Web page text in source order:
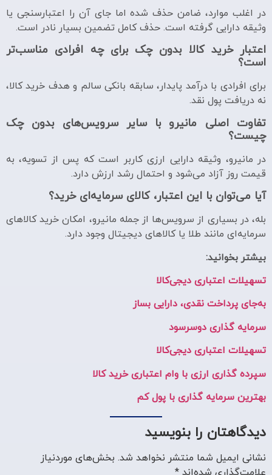
در اغلب موارد، ضامن حذف شده اما جای آن را اعتبارسنجی یا
وثیقه دارایی گرفته است. حذف کامل تضمین بسیار نادر است.
اعتبار خرید کالا بدون چک برای چه افرادی مناسب‌تر
است؟
برای افرادی با درآمد پایدار، سابقه بانکی سالم و هدف خرید کالا،
نه دریافت پول نقد.
تفاوت اصلی مانیرو با سایر سرویس‌های بدون چک
چیست؟
در مانیرو، وثیقه دارایی ارزی کاربر است که پس از تسویه، به
قیمت روز آزاد می‌شود و احتمال رشد ارزش دارد.
آیا می‌توان با این اعتبار، کالای سرمایه‌ای خرید؟
بله، در بسیاری از سرویس‌ها از جمله مانیرو، امکان خرید کالاهای
سرمایه‌ای مانند طلا یا کالاهای دیجیتال وجود دارد.
بیشتر بخوانید:
تسهیلات اعتباری دیجی‌کالا
به‌جای پرداخت نقدی، دارایی بساز
سرمایه گذاری دوسرسود
تسهیلات اعتباری دیجی‌کالا
سپرده گذاری ارزی با وام اعتباری خرید کالا
بهترین سرمایه گذاری با پول کم
دیدگاهتان را بنویسید
نشانی ایمیل شما منتشر نخواهد شد. بخش‌های موردنیاز